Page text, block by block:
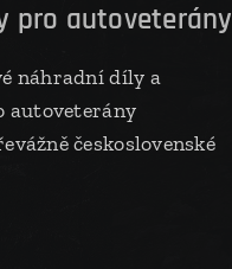
pro autoveterány
náhradní díly a
autoveterány
československé